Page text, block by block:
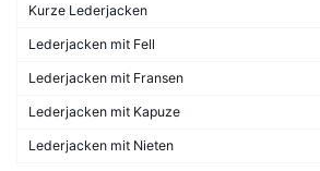
Kurze Lederjacken
Lederjacken mit Fell
Lederjacken mit Fransen
Lederjacken mit Kapuze
Lederjacken mit Nieten